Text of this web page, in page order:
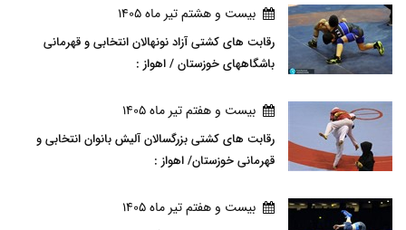
بيست و هشتم تير ماه 1405
رقابت های کشتی آزاد نونهالان انتخابی و قهرمانی
باشگاههای خوزستان / اهواز :
بيست و هفتم تير ماه 1405
رقابت های کشتی بزرگسالان آلیش بانوان انتخابی و
قهرمانی خوزستان/ اهواز :
بيست و هفتم تير ماه 1405